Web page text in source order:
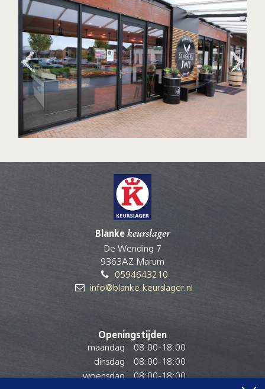
Blanke keurslager
De Wending 7
9363AZ Marum
0594643210
info@blanke.keurslager.nl
Openingstijden
maandag
08:00-18:00
dinsdag
08:00-18:00
woensdag
08:00-18:00